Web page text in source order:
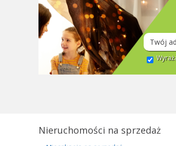
Nieruchomości na sprzedaż